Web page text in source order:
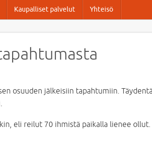
Kaupalliset palvelut Yhteisö
osuuden jälkeisiin tapahtumiin.
eli reilut 70 ihmistä paikalla lienee